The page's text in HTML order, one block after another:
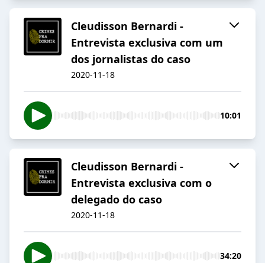
Cleudisson Bernardi -
Entrevista exclusiva com um
dos jornalistas do caso
2020-11-18
10:01
Cleudisson Bernardi -
Entrevista exclusiva com o
delegado do caso
2020-11-18
34:20